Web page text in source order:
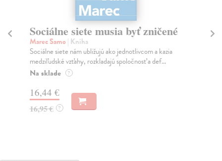
Sociálne siete musia byť zničené
Marec Samo| Kniha
Sociálne siete nám ubližujú ako jednotlivcom a kazia
medziľudské vzťahy, rozkladajú spoločnosť a def...
Na sklade ?
16,44 €
16,95 € ?